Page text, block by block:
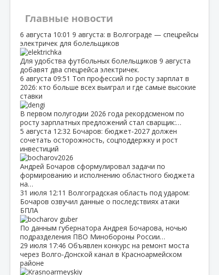
Главные новости
6 августа 10:01 9 августа: в Волгограде — спецрейсы
электричек для болельщиков
Для удобства футбольных болельщиков 9 августа
добавят два спецрейса электричек.
6 августа 09:51 Топ профессий по росту зарплат в
2026: кто больше всех выиграл и где самые высокие
ставки
В первом полугодии 2026 года рекордсменом по
росту зарплатных предложений стал сварщик:…
5 августа 12:32 Бочаров: бюджет‑2027 должен
сочетать осторожность, соцподдержку и рост
инвестиций
Андрей Бочаров сформулировал задачи по
формированию и исполнению областного бюджета
на…
31 июля 12:11 Волгоградская область под ударом:
Бочаров озвучил данные о последствиях атаки
БПЛА
По данным губернатора Андрея Бочарова, ночью
подразделения ПВО Минобороны России…
29 июля 17:46 Объявлен конкурс на ремонт моста
через Волго‑Донской канал в Красноармейском
районе